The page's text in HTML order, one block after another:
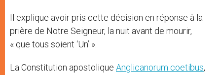
Il explique avoir pris cette décision en réponse à la
prière de Notre Seigneur, la nuit avant de mourir,
« que tous soient ‘Un’ ».
La Constitution apostolique Anglicanorum coetibus,